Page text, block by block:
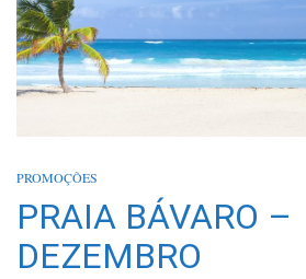
PROMOÇÕES
PRAIA BÁVARO –
DEZEMBRO